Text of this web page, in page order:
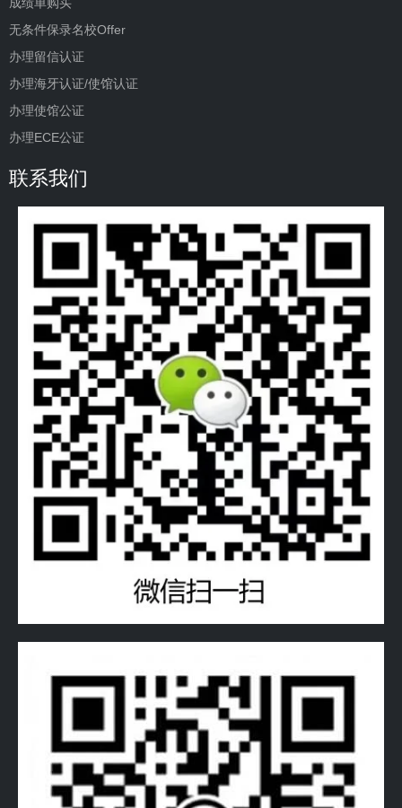
成绩单购买
无条件保录名校Offer
办理留信认证
办理海牙认证/使馆认证
办理使馆公证
办理ECE公证
联系我们